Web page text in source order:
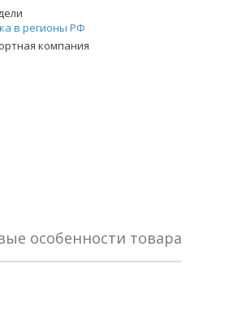
в регионы РФ
компания
особенности товара